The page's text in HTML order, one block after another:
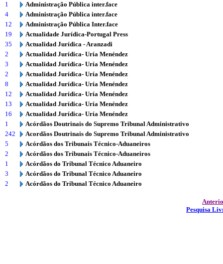
1
Administração Pública inter.face
4
Administração Pública inter.face
12
Administração Pública Inter.face
19
Actualidade Jurídica-Portugal Press
35
Actualidad Jurídica - Aranzadi
2
Actualidad Jurídica- Uría Menéndez
3
Actualidad Jurídica- Uría Menéndez
2
Actualidad Jurídica- Uría Menéndez
8
Actualidad Jurídica- Uría Menéndez
12
Actualidad Jurídica- Uría Menéndez
13
Actualidad Jurídica- Uría Menéndez
16
Actualidad Jurídica- Uría Menéndez
1
Acórdãos Doutrinais do Supremo Tribunal Administrativo
242
Acordãos Doutrinais do Supremo Tribunal Administrativo
5
Acórdãos dos Tribunais Técnico-Aduaneiros
2
Acórdãos dos Tribunais Técnico-Aduaneiros
1
Acórdãos do Tribunal Técnico Aduaneiro
3
Acórdãos do Tribunal Técnico Aduaneiro
2
Acórdãos do Tribunal Técnico Aduaneiro
Pesquisa